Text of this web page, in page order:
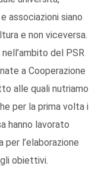
associazioni siano
e non viceversa.
del PSR
a Cooperazione
alle quali nutriamo
per la prima volta i
hanno lavorato
per l’elaborazione
obiettivi.